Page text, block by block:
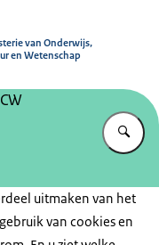
van Onderwijs,
en Wetenschap
uitmaken van het
van cookies en